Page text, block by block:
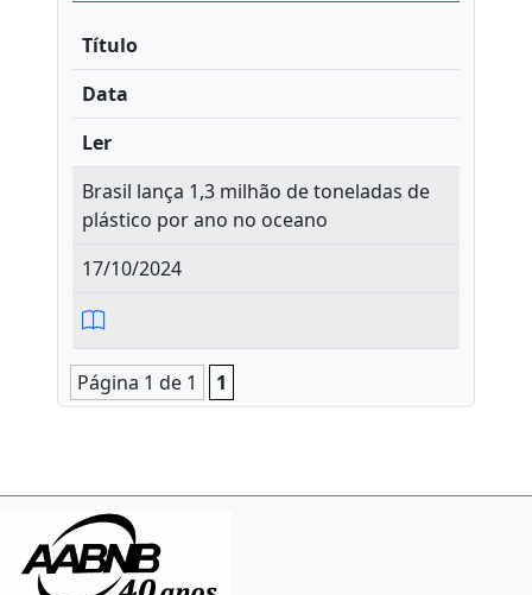
Título
Data
Ler
Brasil lança 1,3 milhão de toneladas de
plástico por ano no oceano
17/10/2024
Página 1 de 1 1